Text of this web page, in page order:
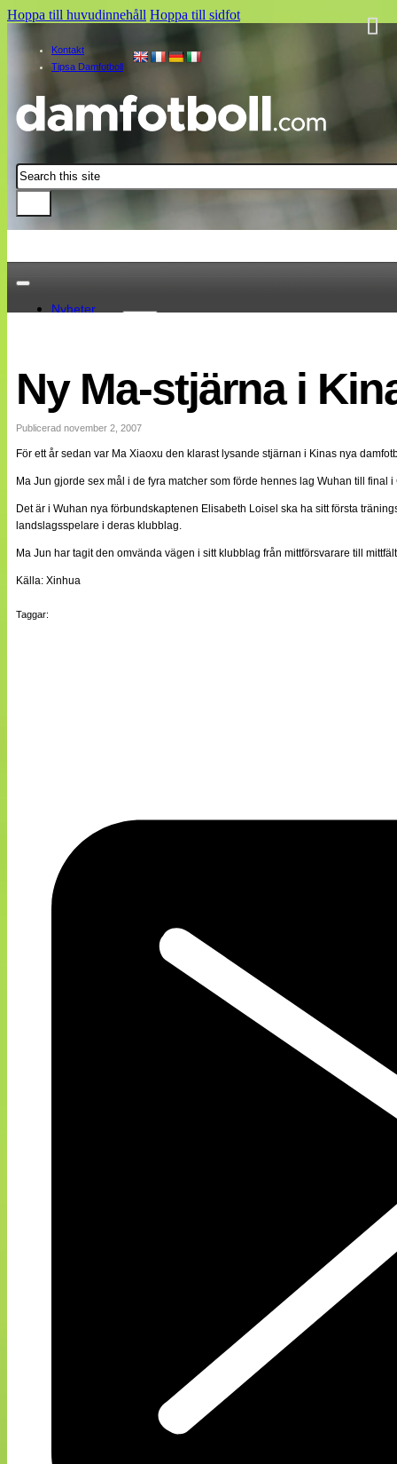
Hoppa till huvudinnehåll Hoppa till sidfot
Kontakt
Tipsa Damfotboll
Sök
Nyheter
Landslaget
EM 2013
Internationellt
Bildreportage
Bloggar
Lagen
Webb-TV
Cuper
Medlemsbilder
NÄTverket
Om oss
Ny Ma-stjärna i
Publicerad november 2, 2007
För ett år sedan var Ma Xiaoxu den klarast lysande stjärnan i Kinas nya
Ma Jun gjorde sex mål i de fyra matcher som förde hennes lag Wuhan till final
Det är i Wuhan nya förbundskaptenen Elisabeth Loisel ska ha sitt första
landslagsspelare i deras klubblag.
Ma Jun har tagit den omvända vägen i sitt klubblag från mittförsvarare till
Källa: Xinhua
Taggar: